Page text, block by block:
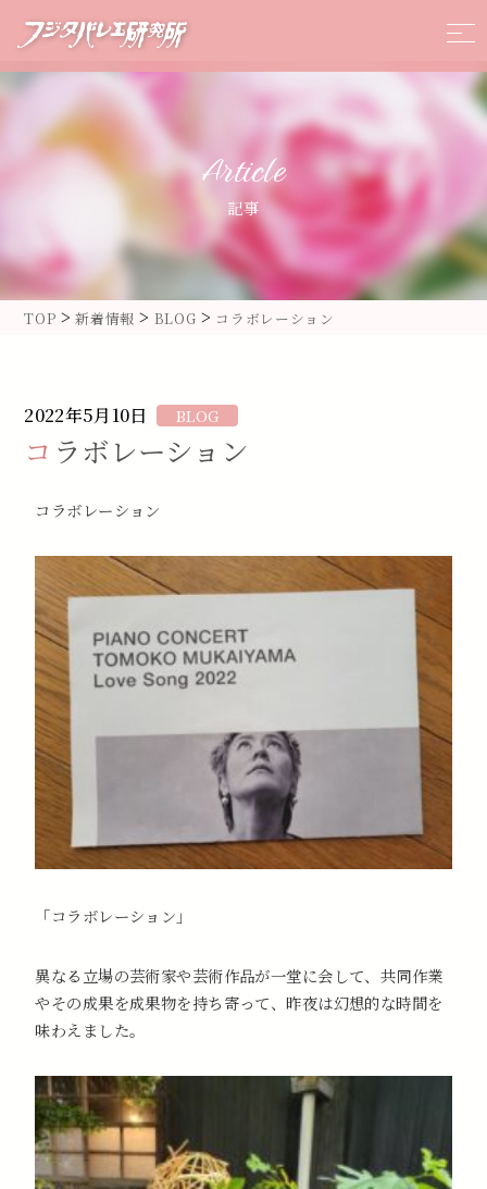
Article
記事
TOP >新着情報 > BLOG > コラボレーション
2022年5月10日 BLOG
コラボレーション
コラボレーション
「コラボレーション」
異なる立場の芸術家や芸術作品が一堂に会して、共同作業
やその成果を成果物を持ち寄って、昨夜は幻想的な時間を
味わえました。